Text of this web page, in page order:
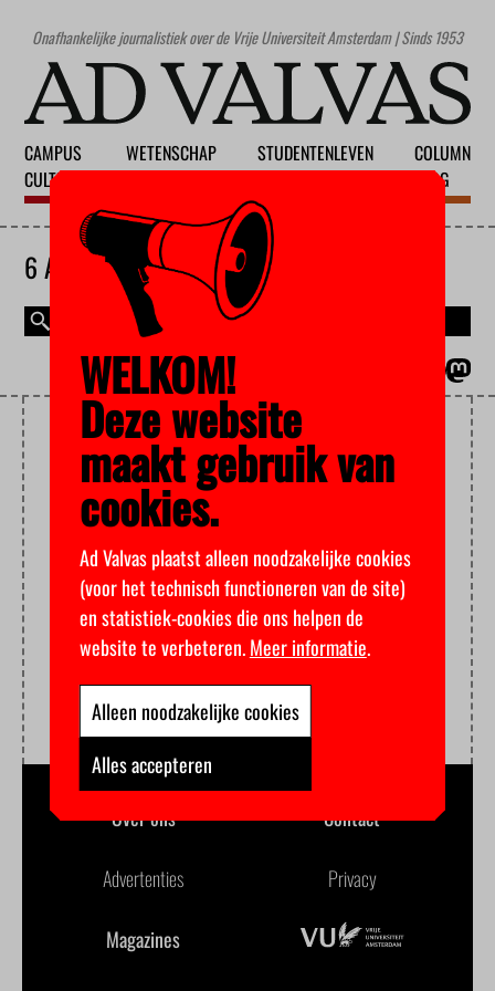
Onafhankelijke journalistiek over de Vrije Universiteit Amsterdam | Sinds 1953
CAMPUS
CULTUUR
WETENSCHAP
STUDENTENLEVEN
COLUMN
BLOG
6 AUGUSTUS 2026
MINDER EERSTEJAARS
Over ons Contact
Advertenties Privacy
Magazines
WELKOM!
Deze website
maakt gebruik van
cookies.
Ad Valvas plaatst alleen noodzakelijke cookies
(voor het technisch functioneren van de site)
en statistiek-cookies die ons helpen de
website te verbeteren.Meer informatie.
Alleen noodzakelijke cookies
Alles accepteren